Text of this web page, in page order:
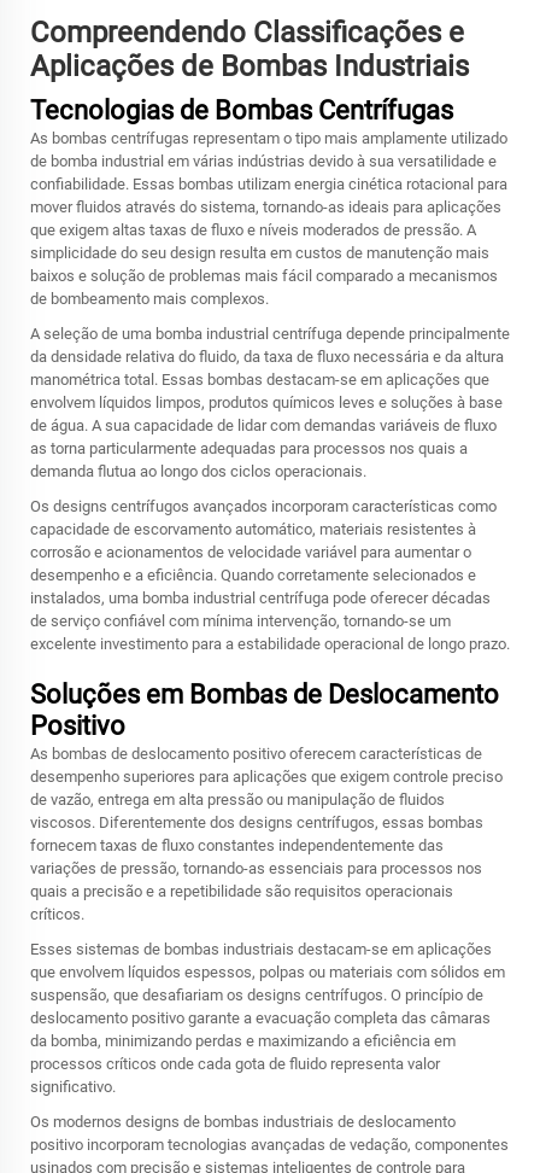
Compreendendo Classificações e
Aplicações de Bombas Industriais
Tecnologias de Bombas Centrífugas
As bombas centrífugas representam o tipo mais amplamente utilizado
de bomba industrial em várias indústrias devido à sua versatilidade e
confiabilidade. Essas bombas utilizam energia cinética rotacional para
mover fluidos através do sistema, tornando-as ideais para aplicações
que exigem altas taxas de fluxo e níveis moderados de pressão. A
simplicidade do seu design resulta em custos de manutenção mais
baixos e solução de problemas mais fácil comparado a mecanismos
de bombeamento mais complexos.
A seleção de uma bomba industrial centrífuga depende principalmente
da densidade relativa do fluido, da taxa de fluxo necessária e da altura
manométrica total. Essas bombas destacam-se em aplicações que
envolvem líquidos limpos, produtos químicos leves e soluções à base
de água. A sua capacidade de lidar com demandas variáveis de fluxo
as torna particularmente adequadas para processos nos quais a
demanda flutua ao longo dos ciclos operacionais.
Os designs centrífugos avançados incorporam características como
capacidade de escorvamento automático, materiais resistentes à
corrosão e acionamentos de velocidade variável para aumentar o
desempenho e a eficiência. Quando corretamente selecionados e
instalados, uma bomba industrial centrífuga pode oferecer décadas
de serviço confiável com mínima intervenção, tornando-se um
excelente investimento para a estabilidade operacional de longo prazo.
Soluções em Bombas de Deslocamento
Positivo
As bombas de deslocamento positivo oferecem características de
desempenho superiores para aplicações que exigem controle preciso
de vazão, entrega em alta pressão ou manipulação de fluidos
viscosos. Diferentemente dos designs centrífugos, essas bombas
fornecem taxas de fluxo constantes independentemente das
variações de pressão, tornando-as essenciais para processos nos
quais a precisão e a repetibilidade são requisitos operacionais
críticos.
Esses sistemas de bombas industriais destacam-se em aplicações
que envolvem líquidos espessos, polpas ou materiais com sólidos em
suspensão, que desafiariam os designs centrífugos. O princípio de
deslocamento positivo garante a evacuação completa das câmaras
da bomba, minimizando perdas e maximizando a eficiência em
processos críticos onde cada gota de fluido representa valor
significativo.
Os modernos designs de bombas industriais de deslocamento
positivo incorporam tecnologias avançadas de vedação, componentes
usinados com precisão e sistemas inteligentes de controle para